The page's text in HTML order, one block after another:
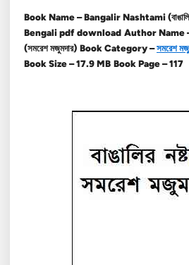
Book Name – Bangalir Nashtami (বাঙালির
Bengali pdf download Author Name
(সমরেশ মজুমদার) Book Category –সমরেশ
Book Size – 17.9 MB Book Page – 117